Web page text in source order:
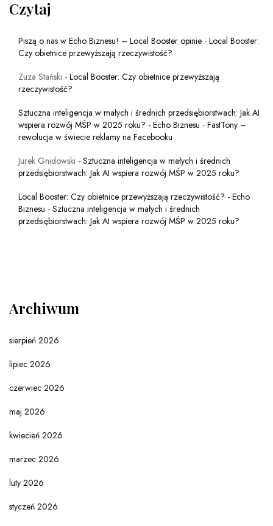
Czytaj
Piszą o nas w Echo Biznesu! – Local Booster opinie - Local Booster:
Czy obietnice przewyższają rzeczywistość?
Zuza Stański - Local Booster: Czy obietnice przewyższają
rzeczywistość?
Sztuczna inteligencja w małych i średnich przedsiębiorstwach: Jak AI
wspiera rozwój MŚP w 2025 roku? - Echo Biznesu - FastTony –
rewolucja w świecie reklamy na Facebooku
Jurek Gnidowski - Sztuczna inteligencja w małych i średnich
przedsiębiorstwach: Jak AI wspiera rozwój MŚP w 2025 roku?
Local Booster: Czy obietnice przewyższają rzeczywistość? - Echo
Biznesu - Sztuczna inteligencja w małych i średnich
przedsiębiorstwach: Jak AI wspiera rozwój MŚP w 2025 roku?
Archiwum
sierpień 2026
lipiec 2026
czerwiec 2026
maj 2026
kwiecień 2026
marzec 2026
luty 2026
styczeń 2026